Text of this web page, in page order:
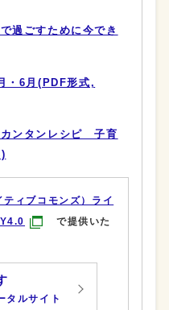
過ごすために今でき
・6月(PDF形式,
ンタンレシピ 子育
ィブコモンズ）ライ
で提供いた
タルサイト